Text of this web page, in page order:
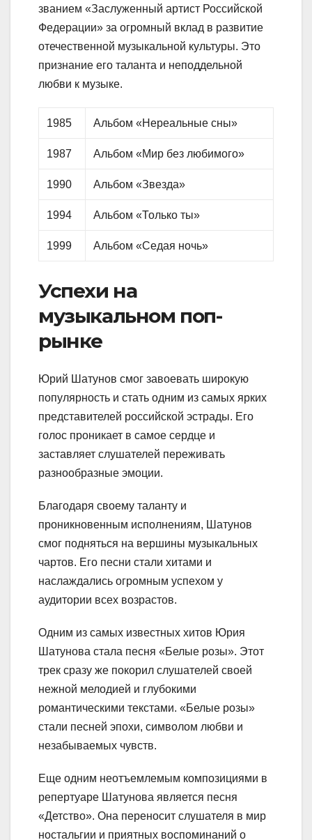
званием «Заслуженный артист Российской
Федерации» за огромный вклад в развитие
отечественной музыкальной культуры. Это
признание его таланта и неподдельной
любви к музыке.
1985 Альбом «Нереальные сны»
1987 Альбом «Мир без любимого»
1990 Альбом «Звезда»
1994 Альбом «Только ты»
1999 Альбом «Седая ночь»
Успехи на
музыкальном поп-
рынке
Юрий Шатунов смог завоевать широкую
популярность и стать одним из самых ярких
представителей российской эстрады. Его
голос проникает в самое сердце и
заставляет слушателей переживать
разнообразные эмоции.
Благодаря своему таланту и
проникновенным исполнениям, Шатунов
смог подняться на вершины музыкальных
чартов. Его песни стали хитами и
наслаждались огромным успехом у
аудитории всех возрастов.
Одним из самых известных хитов Юрия
Шатунова стала песня «Белые розы». Этот
трек сразу же покорил слушателей своей
нежной мелодией и глубокими
романтическими текстами. «Белые розы»
стали песней эпохи, символом любви и
незабываемых чувств.
Еще одним неотъемлемым композициями в
репертуаре Шатунова является песня
«Детство». Она переносит слушателя в мир
ностальгии и приятных воспоминаний о